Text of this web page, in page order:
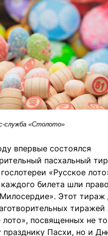
служба «Столото»
впервые состоялся
пасхальный
«Русское
билета шли
Этот тираж
тиражей
лото», посвященных не
празднику Пасхи, но и